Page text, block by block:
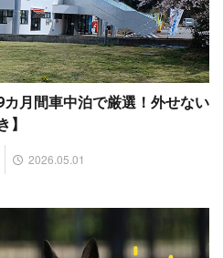
カ月間車中泊で厳選！外せない
】
2026.05.01